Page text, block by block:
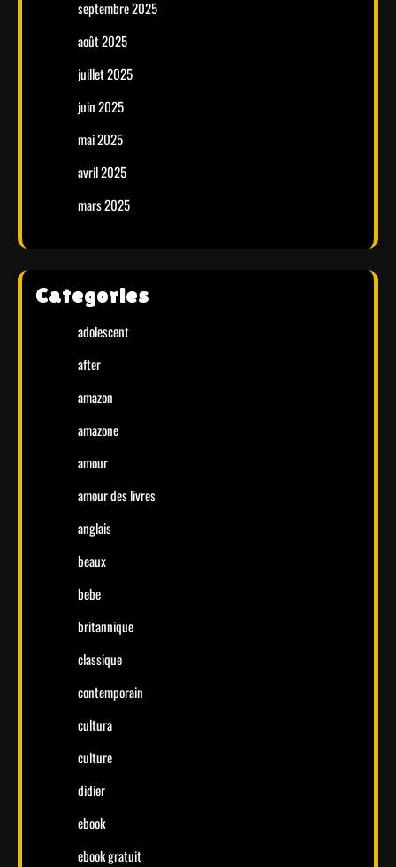
septembre 2025
août 2025
juillet 2025
juin 2025
mai 2025
avril 2025
mars 2025
Categories
adolescent
after
amazon
amazone
amour
amour des livres
anglais
beaux
bebe
britannique
classique
contemporain
cultura
culture
didier
ebook
ebook gratuit